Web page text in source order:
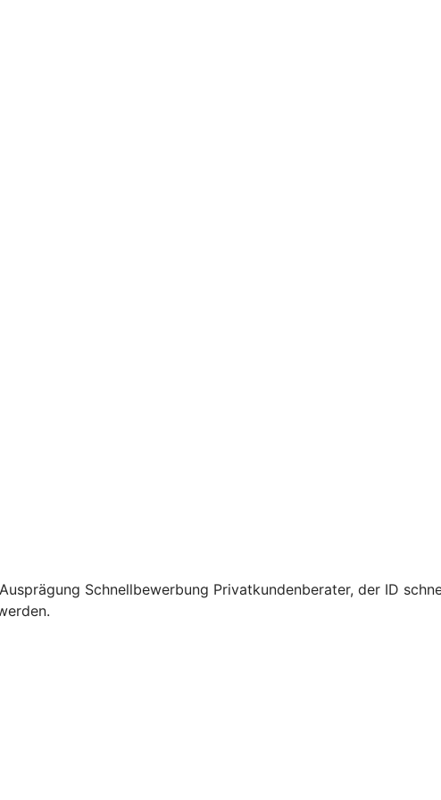
Schnellbewerbung Privatkundenberater, der ID